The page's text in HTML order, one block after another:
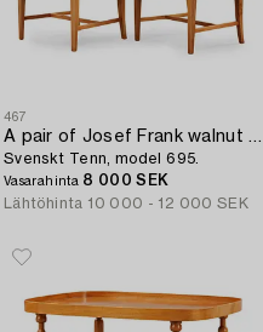
467
A pair of Josef Frank walnut and black leather armchairs,
Svenskt Tenn, model 695.
Vasarahinta 8 000 SEK
Lähtöhinta 10 000 - 12 000 SEK